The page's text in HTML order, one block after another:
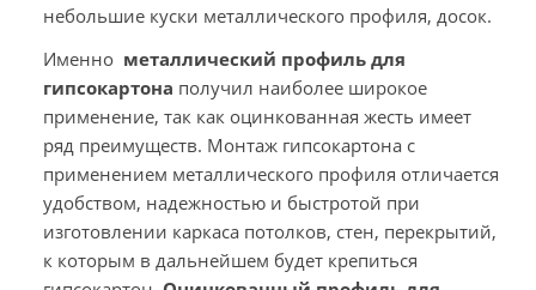
небольшие куски металлического профиля, досок.
Именно металлический профиль для
гипсокартона получил наиболее широкое
применение, так как оцинкованная жесть имеет
ряд преимуществ. Монтаж гипсокартона с
применением металлического профиля отличается
удобством, надежностью и быстротой при
изготовлении каркаса потолков, стен, перекрытий,
к которым в дальнейшем будет крепиться